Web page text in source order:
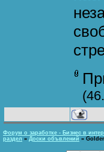
Форум о заработке - Бизнес в
раздел » Доски объвлений »